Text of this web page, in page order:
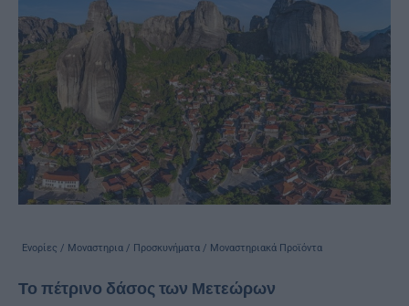
Ενορίες / Μοναστηρια / Προσκυνήματα / Μοναστηριακά Προϊόντα
Το πέτρινο δάσος των Μετεώρων